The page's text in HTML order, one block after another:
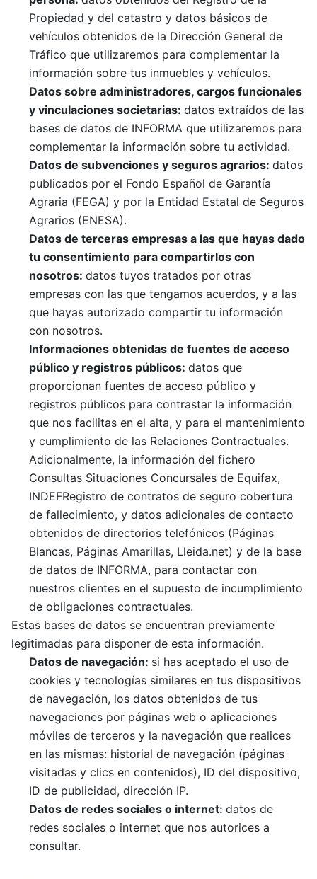
Propiedad y del catastro y datos básicos de
vehículos obtenidos de la Dirección General de
Tráfico que utilizaremos para complementar la
información sobre tus inmuebles y vehículos.
Datos sobre administradores, cargos funcionales
y vinculaciones societarias: datos extraídos de las
bases de datos de INFORMA que utilizaremos para
complementar la información sobre tu actividad.
Datos de subvenciones y seguros agrarios: datos
publicados por el Fondo Español de Garantía
Agraria (FEGA) y por la Entidad Estatal de Seguros
Agrarios (ENESA).
Datos de terceras empresas a las que hayas dado
tu consentimiento para compartirlos con
nosotros: datos tuyos tratados por otras
empresas con las que tengamos acuerdos, y a las
que hayas autorizado compartir tu información
con nosotros.
Informaciones obtenidas de fuentes de acceso
público y registros públicos: datos que
proporcionan fuentes de acceso público y
registros públicos para contrastar la información
que nos facilitas en el alta, y para el mantenimiento
y cumplimiento de las Relaciones Contractuales.
Adicionalmente, la información del fichero
Consultas Situaciones Concursales de Equifax,
INDEFRegistro de contratos de seguro cobertura
de fallecimiento, y datos adicionales de contacto
obtenidos de directorios telefónicos (Páginas
Blancas, Páginas Amarillas, Lleida.net) y de la base
de datos de INFORMA, para contactar con
nuestros clientes en el supuesto de incumplimiento
de obligaciones contractuales.
Estas bases de datos se encuentran previamente
legitimadas para disponer de esta información.
Datos de navegación: si has aceptado el uso de
cookies y tecnologías similares en tus dispositivos
de navegación, los datos obtenidos de tus
navegaciones por páginas web o aplicaciones
móviles de terceros y la navegación que realices
en las mismas: historial de navegación (páginas
visitadas y clics en contenidos), ID del dispositivo,
ID de publicidad, dirección IP.
Datos de redes sociales o internet: datos de
redes sociales o internet que nos autorices a
consultar.